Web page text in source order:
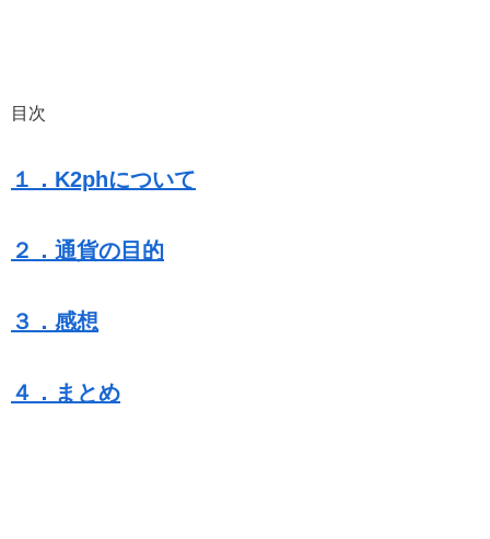
目次
１．K2phについて
２．通貨の目的
３．感想
４．まとめ